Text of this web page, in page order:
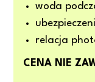
woda
relacja
CENA NIE